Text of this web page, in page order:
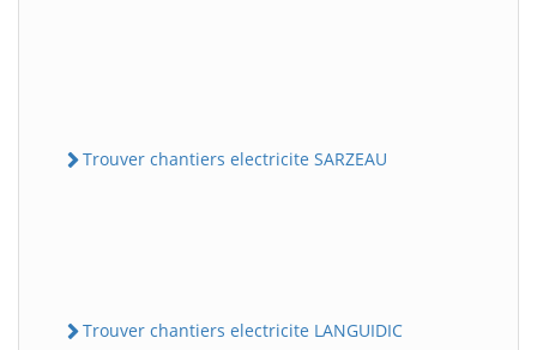
Trouver chantiers electricite SARZEAU
Trouver chantiers electricite LANGUIDIC